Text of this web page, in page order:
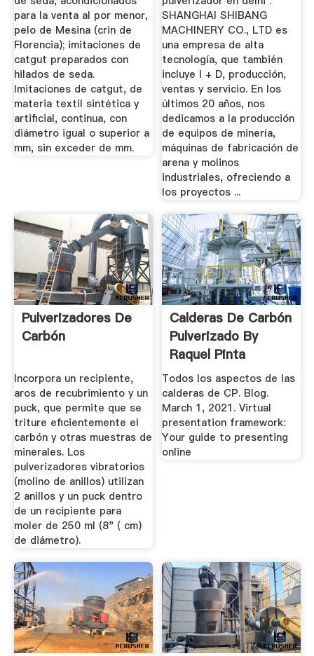
para la venta al por menor,
pelo de Mesina (crin de
Florencia); imitaciones de
catgut preparados con
hilados de seda.
Imitaciones de catgut, de
materia textil sintética y
artificial, continua, con
diámetro igual o superior a
mm, sin exceder de mm.
SHANGHAI SHIBANG
MACHINERY CO., LTD es
una empresa de alta
tecnología, que también
incluye I + D, producción,
ventas y servicio. En los
últimos 20 años, nos
dedicamos a la producción
de equipos de minería,
máquinas de fabricación de
arena y molinos
industriales, ofreciendo a
los proyectos ...
Pulverizadores De
Carbón
Incorpora un recipiente,
aros de recubrimiento y un
puck, que permite que se
triture eficientemente el
carbón y otras muestras de
minerales. Los
pulverizadores vibratorios
(molino de anillos) utilizan
2 anillos y un puck dentro
de un recipiente para
moler de 250 ml (8" ( cm)
de diámetro).
Calderas De Carbón
Pulverizado By
Raquel Pinta
Todos los aspectos de las
calderas de CP. Blog.
March 1, 2021. Virtual
presentation framework:
Your guide to presenting
online